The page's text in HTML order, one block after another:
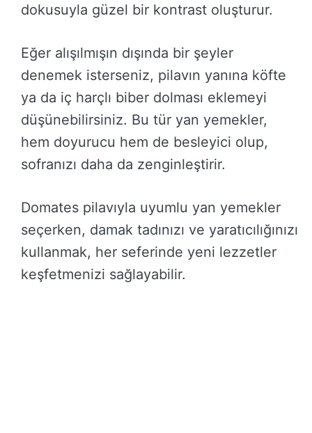
dokusuyla güzel bir kontrast oluşturur.
Eğer alışılmışın dışında bir şeyler
denemek isterseniz, pilavın yanına köfte
ya da iç harçlı biber dolması eklemeyi
düşünebilirsiniz. Bu tür yan yemekler,
hem doyurucu hem de besleyici olup,
sofranızı daha da zenginleştirir.
Domates pilavıyla uyumlu yan yemekler
seçerken, damak tadınızı ve yaratıcılığınızı
kullanmak, her seferinde yeni lezzetler
keşfetmenizi sağlayabilir.